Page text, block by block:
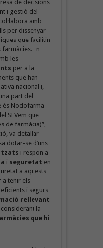
de decisions
i gestió del
amb
per dissenyar
que facilitin
farmàcies. En
les
per a la
que han
nacional i,
part del
és Nodofarma
SEVem que
de farmàcia)”,
va detallar
dotar-se d’uns
i respon a
i seguretat en
a aquests
a tenir els
i segurs
rellevant
la
que hi